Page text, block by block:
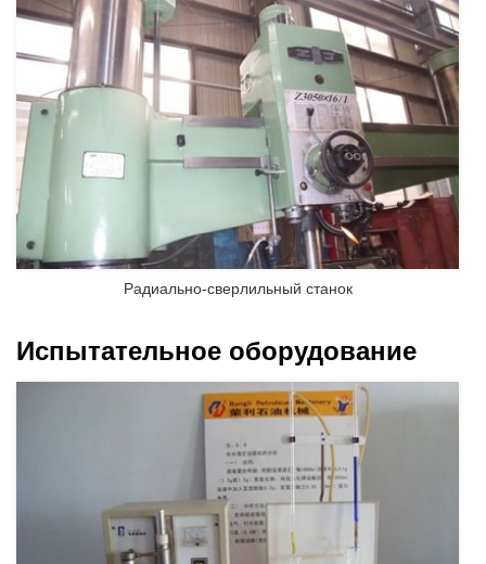
Радиально-сверлильный станок
Испытательное оборудование